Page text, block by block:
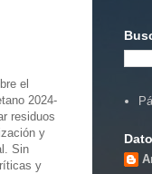
el
2024-
residuos
y
Sin
y